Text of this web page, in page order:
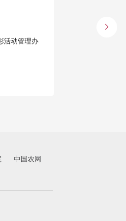
活动管理办
中国农网